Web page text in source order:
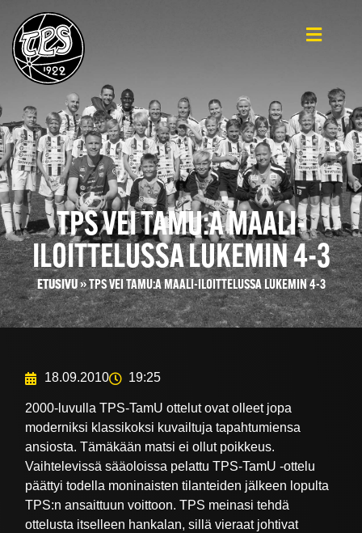
TPS VEI TAMU:A MAALI-
ILOITTELUSSA LUKEMIN 4-3
ETUSIVU»TPS VEI TAMU:A MAALI-ILOITTELUSSA LUKEMIN 4-3
18.09.2010 19:25
2000-luvulla TPS-TamU ottelut ovat olleet jopa
moderniksi klassikoksi kuvailtuja tapahtumiensa
ansiosta. Tämäkään matsi ei ollut poikkeus.
Vaihtelevissä sääoloissa pelattu TPS-TamU -ottelu
päättyi todella moninaisten tilanteiden jälkeen lopulta
TPS:n ansaittuun voittoon. TPS meinasi tehdä
ottelusta itselleen hankalan, sillä vieraat johtivat